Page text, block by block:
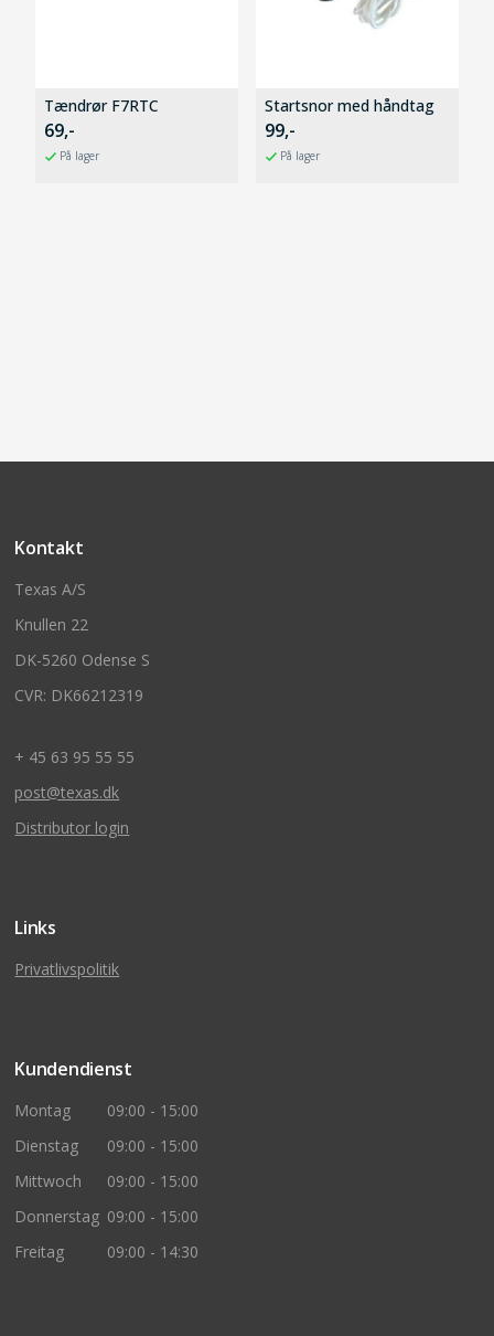
Tændrør F7RTC
69,-
På lager
Startsnor med håndtag
99,-
På lager
Kontakt
Texas A/S
Knullen 22
DK-5260 Odense S
CVR: DK66212319
+ 45 63 95 55 55
post@texas.dk
Distributor login
Links
Privatlivspolitik
Kundendienst
Montag
09:00 - 15:00
Dienstag
09:00 - 15:00
Mittwoch
09:00 - 15:00
Donnerstag 09:00 - 15:00
Freitag
09:00 - 14:30